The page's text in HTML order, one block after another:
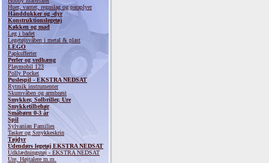
Huer, vanter, regnslag og paraplyer
Hånddukker og -dyr
Konstruktionslegetøj
Køkken og mad
Leg i badet
Legetøjsvåben i metal & plast
LEGO
Papkufferter
Perler og vedhæng
Playmobil 123
Polly Pocket
Puslespil - EKSTRA NEDSAT
Rytmik instrumenter
Skumvåben og armbrøst
Smykker, Solbriller, Ure
Smykketilbehør
Småbørn 0-3 år
Spil
Sylvanian Families
Tasker og Smykkeskrin
Tøjdyr
Udendørs legetøj EKSTRA NEDSAT
Udklædningstøj - EKSTRA NEDSAT
Ure, Højtalere m.m.